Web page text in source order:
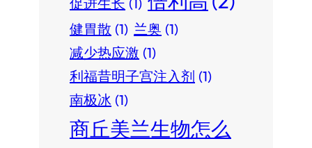
健胃散 (1) 兰奥 (1)
减少热应激 (1)
利福昔明子宫注入剂 (1)
南极冰 (1)
商丘美兰生物怎么